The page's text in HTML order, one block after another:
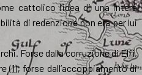
cattolico l’idea di una intera
di redenzione non era per lui
Forse dalla corruzione di Elfi,
(1); forse dall’accoppiamento di